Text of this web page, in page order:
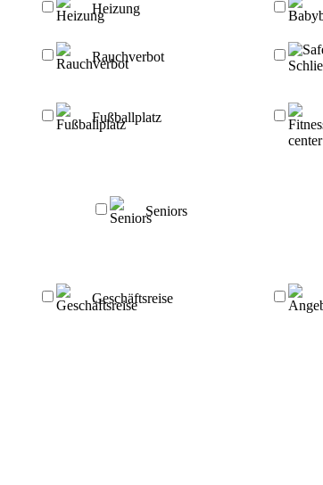
Heizung
Rauchverbot
Fußballplatz
Seniors
Geschäftsreise